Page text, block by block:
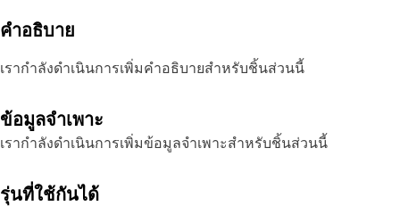
คำอธิบาย
เรากำลังดำเนินการเพิ่มคำอธิบายสำหรับชิ้นส่วนนี้
ข้อมูลจำเพาะ
เรากำลังดำเนินการเพิ่มข้อมูลจำเพาะสำหรับชิ้นส่วนนี้
รุ่นที่ใช้กันได้